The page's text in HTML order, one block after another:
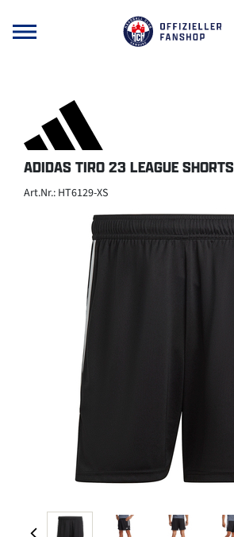
ADIDAS TIRO 23 LEAGUE SHORTS
Art.Nr.: HT6129-XS